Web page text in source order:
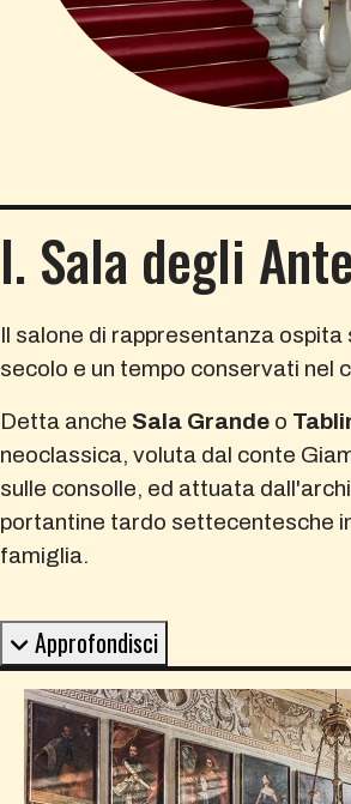
I. Sala degli
Il salone di rappresentanza
secolo e un tempo conservati nel
Detta anche Sala Grande o
neoclassica, voluta dal conte
sulle consolle, ed attuata
portantine tardo settecentesche
famiglia.
Approfondisci